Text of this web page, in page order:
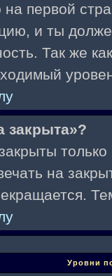
на первой
и ты
Так же
закрыта»?
на
Уровни